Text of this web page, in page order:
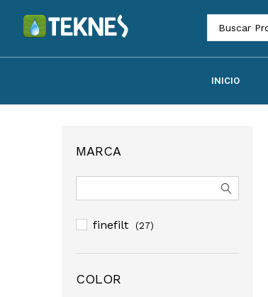
INICIO
MARCA
finefilt (27)
COLOR